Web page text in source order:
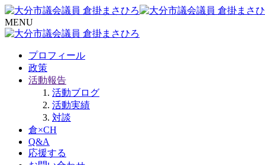
MENU
プロフィール
政策
活動報告
活動ブログ
活動実績
対談
倉×CH
Q&A
応援する